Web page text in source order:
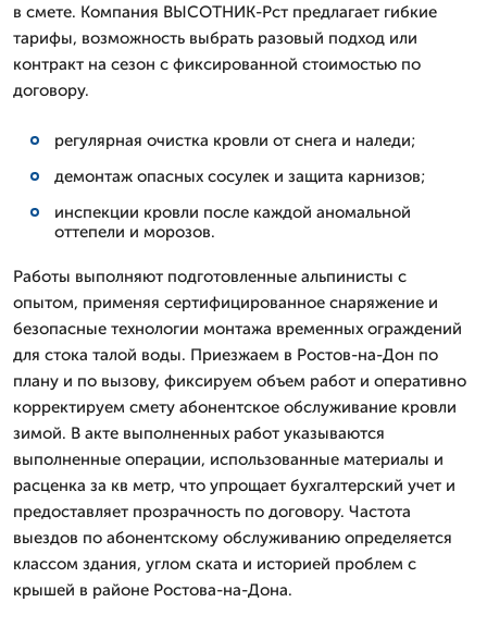
в смете. Компания ВЫСОТНИК-Рст предлагает гибкие
тарифы, возможность выбрать разовый подход или
контракт на сезон с фиксированной стоимостью по
договору.
регулярная очистка кровли от снега и наледи;
демонтаж опасных сосулек и защита карнизов;
инспекции кровли после каждой аномальной
оттепели и морозов.
Работы выполняют подготовленные альпинисты с
опытом, применяя сертифицированное снаряжение и
безопасные технологии монтажа временных ограждений
для стока талой воды. Приезжаем в Ростов-на-Дон по
плану и по вызову, фиксируем объем работ и оперативно
корректируем смету абонентское обслуживание кровли
зимой. В акте выполненных работ указываются
выполненные операции, использованные материалы и
расценка за кв метр, что упрощает бухгалтерский учет и
предоставляет прозрачность по договору. Частота
выездов по абонентскому обслуживанию определяется
классом здания, углом ската и историей проблем с
крышей в районе Ростова-на-Дона.